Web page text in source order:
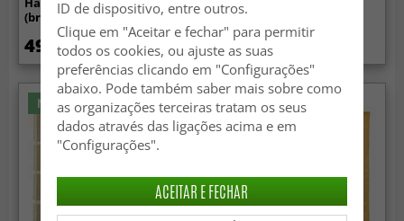
(branco)
499 €
(Creme/Bege)
499 €
Novidade Novidade
ID de dispositivo, entre outros.
Clique em "Aceitar e fechar" para permitir
todos os cookies, ou ajuste as suas
preferências clicando em "Configurações"
abaixo. Pode também saber mais sobre como
as organizações terceiras tratam os seus
dados através das ligações acima e em
"Configurações".
ACEITAR E FECHAR